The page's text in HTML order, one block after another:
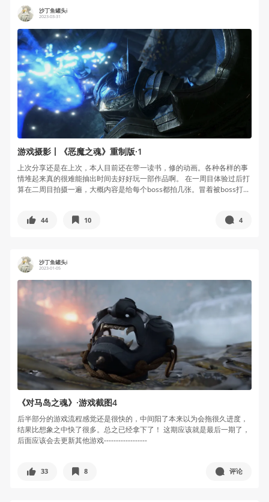
沙丁鱼罐头i
2023-03-31
游戏摄影丨《恶魔之魂》重制版·1
上次分享还是在上次，本人目前还在带一读书，修的动画。各种各样的事
情堆起来真的很难能抽出时间去好好玩一部作品啊。 在一周目体验过后打
算在二周目拍摄一遍，大概内容是给每个boss都拍几张。冒着被boss打...
44 10 4
沙丁鱼罐头i
2023-01-05
《对马岛之魂》·游戏截图4
后半部分的游戏流程感觉还是很快的，中间阳了本来以为会拖很久进度，
结果比想象之中快了很多。总之已经拿下了！ 这期应该就是最后一期了，
后面应该会去更新其他游戏------------------
33 8 评论